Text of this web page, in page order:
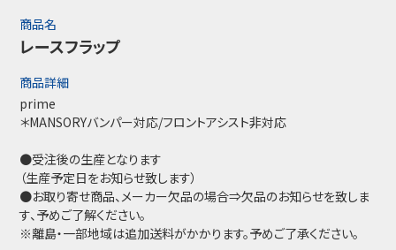
商品名
レースフラップ
商品詳細
prime
＊MANSORYバンパー対応/フロントアシスト非対応
●受注後の生産となります
（生産予定日をお知らせ致します）
●お取り寄せ商品、メーカー欠品の場合⇒欠品のお知らせを致しま
す、予めご了解ください。
※離島・一部地域は追加送料がかかります。予めご了承ください。